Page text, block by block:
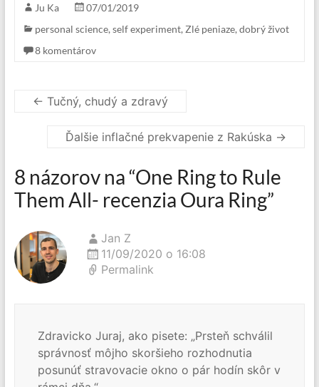
Ju Ka
07/01/2019
personal science, self experiment, Zlé peniaze, dobrý život
8 komentárov
← Tučný, chudý a zdravý
Ďalšie inflačné prekvapenie z Rakúska →
8 názorov na “One Ring to Rule
Them All- recenzia Oura Ring”
Jan Z
11/09/2020 o 16:08
Permalink
Zdravicko Juraj, ako pisete: „Prsteň schválil
správnosť môjho skoršieho rozhodnutia
posunúť stravovacie okno o pár hodín skôr v